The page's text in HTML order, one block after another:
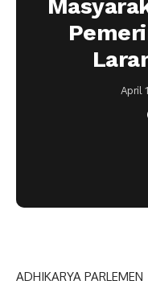
April
ADHIKARYA PARLEMEN